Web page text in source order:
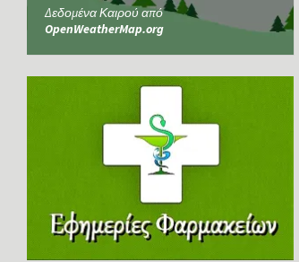
Δεδομένα Καιρού από
OpenWeatherMap.org